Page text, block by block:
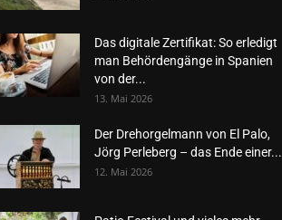
Das digitale Zertifikat: So erledigt
man Behördengänge in Spanien
von der...
13. Mai 2026
Der Drehorgelmann von El Palo,
Jörg Perleberg – das Ende einer...
12. Mai 2026